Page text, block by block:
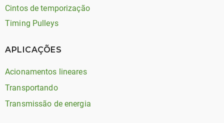
Cintos de temporização
Timing Pulleys
APLICAÇÕES
Acionamentos lineares
Transportando
Transmissão de energia